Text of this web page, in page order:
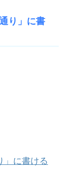
り」に書
」に書ける